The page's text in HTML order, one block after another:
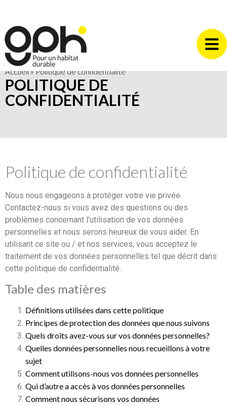
Accueil»Politique de confidentialité
POLITIQUE DE
CONFIDENTIALITÉ
Politique de confidentialité
Nous nous engageons à protéger votre vie privée.
Contactez-nous si vous avez des questions ou des
problèmes concernant l’utilisation de vos données
personnelles et nous serons heureux de vous aider. En
utilisant ce site ou / et nos services, vous acceptez le
traitement de vos données personnelles tel que décrit dans
cette politique de confidentialité.
Table des matières
Définitions utilisées dans cette politique
Principes de protection des données que nous suivons
Quels droits avez-vous sur vos données personnelles?
Quelles données personnelles nous recueillons à votre
sujet
Comment utilisons-nous vos données personnelles
Qui d’autre a accès à vos données personnelles
Comment nous sécurisons vos données